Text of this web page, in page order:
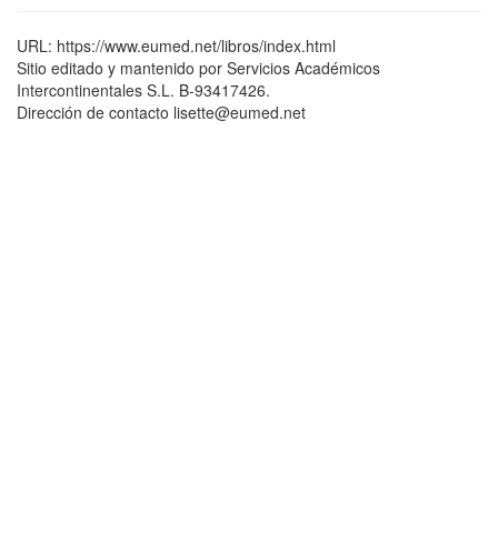
URL: https://www.eumed.net/libros/index.html
Sitio editado y mantenido por Servicios Académicos
Intercontinentales S.L. B-93417426.
Dirección de contacto lisette@eumed.net